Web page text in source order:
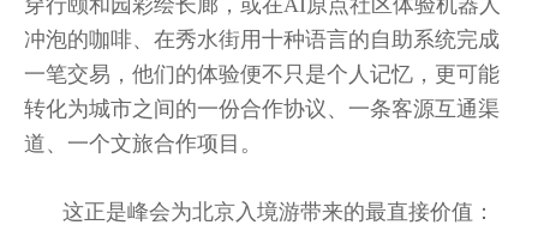
穿行颐和园彩绘长廊，或在AI原点社区体验机器人
冲泡的咖啡、在秀水街用十种语言的自助系统完成
一笔交易，他们的体验便不只是个人记忆，更可能
转化为城市之间的一份合作协议、一条客源互通渠
道、一个文旅合作项目。
这正是峰会为北京入境游带来的最直接价值：